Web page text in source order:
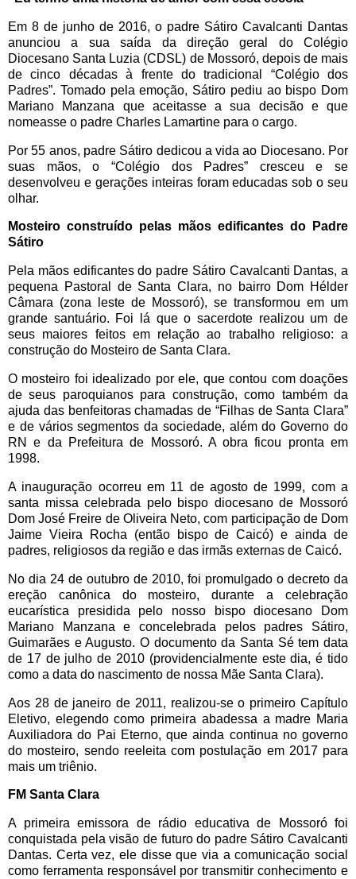
Em 8 de junho de 2016, o padre Sátiro Cavalcanti Dantas
anunciou a sua saída da direção geral do Colégio
Diocesano Santa Luzia (CDSL) de Mossoró, depois de mais
de cinco décadas à frente do tradicional “Colégio dos
Padres”. Tomado pela emoção, Sátiro pediu ao bispo Dom
Mariano Manzana que aceitasse a sua decisão e que
nomeasse o padre Charles Lamartine para o cargo.
Por 55 anos, padre Sátiro dedicou a vida ao Diocesano. Por
suas mãos, o “Colégio dos Padres” cresceu e se
desenvolveu e gerações inteiras foram educadas sob o seu
olhar.
Mosteiro construído pelas mãos edificantes do Padre
Sátiro
Pela mãos edificantes do padre Sátiro Cavalcanti Dantas, a
pequena Pastoral de Santa Clara, no bairro Dom Hélder
Câmara (zona leste de Mossoró), se transformou em um
grande santuário. Foi lá que o sacerdote realizou um de
seus maiores feitos em relação ao trabalho religioso: a
construção do Mosteiro de Santa Clara.
O mosteiro foi idealizado por ele, que contou com doações
de seus paroquianos para construção, como também da
ajuda das benfeitoras chamadas de “Filhas de Santa Clara”
e de vários segmentos da sociedade, além do Governo do
RN e da Prefeitura de Mossoró. A obra ficou pronta em
1998.
A inauguração ocorreu em 11 de agosto de 1999, com a
santa missa celebrada pelo bispo diocesano de Mossoró
Dom José Freire de Oliveira Neto, com participação de Dom
Jaime Vieira Rocha (então bispo de Caicó) e ainda de
padres, religiosos da região e das irmãs externas de Caicó.
No dia 24 de outubro de 2010, foi promulgado o decreto da
ereção canônica do mosteiro, durante a celebração
eucarística presidida pelo nosso bispo diocesano Dom
Mariano Manzana e concelebrada pelos padres Sátiro,
Guimarães e Augusto. O documento da Santa Sé tem data
de 17 de julho de 2010 (providencialmente este dia, é tido
como a data do nascimento de nossa Mãe Santa Clara).
Aos 28 de janeiro de 2011, realizou-se o primeiro Capítulo
Eletivo, elegendo como primeira abadessa a madre Maria
Auxiliadora do Pai Eterno, que ainda continua no governo
do mosteiro, sendo reeleita com postulação em 2017 para
mais um triênio.
FM Santa Clara
A primeira emissora de rádio educativa de Mossoró foi
conquistada pela visão de futuro do padre Sátiro Cavalcanti
Dantas. Certa vez, ele disse que via a comunicação social
como ferramenta responsável por transmitir conhecimento e